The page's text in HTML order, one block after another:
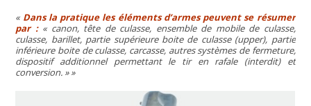
Dans la pratique les éléments d’armes peuvent se résumer
par : « canon, tête de culasse, ensemble de mobile de culasse,
culasse, barillet, partie supérieure boite de culasse (upper), partie
inférieure boite de culasse, carcasse, autres systèmes de fermeture,
dispositif additionnel permettant le tir en rafale (interdit) et
conversion. »